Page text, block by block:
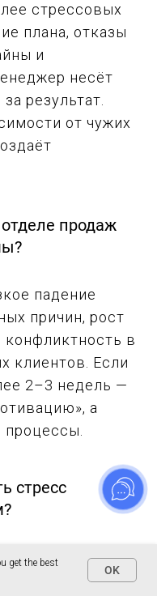
стрессовых
плана, отказы
и
несёт
результат.
от чужих
отделе продаж
падение
причин, рост
в
клиентов. Если
2–3 недель —
а
процессы.
стресс
рутину:
статус
get the best
OK